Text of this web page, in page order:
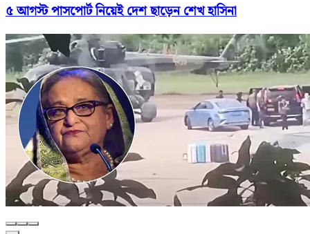
৫ আগস্ট পাসপোর্ট নিয়েই দেশ ছাড়েন শেখ হাসিনা